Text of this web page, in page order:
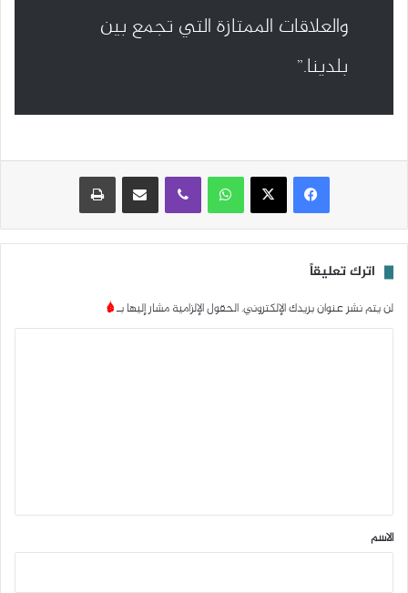
والعلاقات الممتازة التي تجمع بين
بلدينا.”
واتساب مشاركة عبر البريد
اترك تعليقاً
لن يتم نشر عنوان بريدك الإلكتروني.الحقول الإلزامية مشار إليها بـ*
*
الاسم